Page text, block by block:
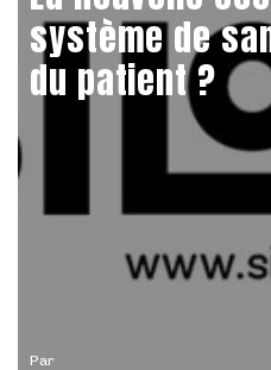
Par
système de
du patient ?